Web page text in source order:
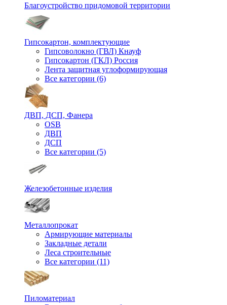
Благоустройство придомовой территории
Гипсокартон, комплектующие
Гипсоволокно (ГВЛ) Кнауф
Гипсокартон (ГКЛ) Россия
Лента защитная углоформирующая
Все категории (6)
ДВП, ДСП, Фанера
OSB
ДВП
ДСП
Все категории (5)
Железобетонные изделия
Металлопрокат
Армирующие материалы
Закладные детали
Леса строительные
Все категории (11)
Пиломатериал